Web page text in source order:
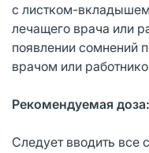
с листком-
лечащего врача или
появлении сомнений
врачом или
Рекомендуемая доза:
Следует вводить все